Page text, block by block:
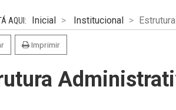
Inicial Institucional
Imprimir